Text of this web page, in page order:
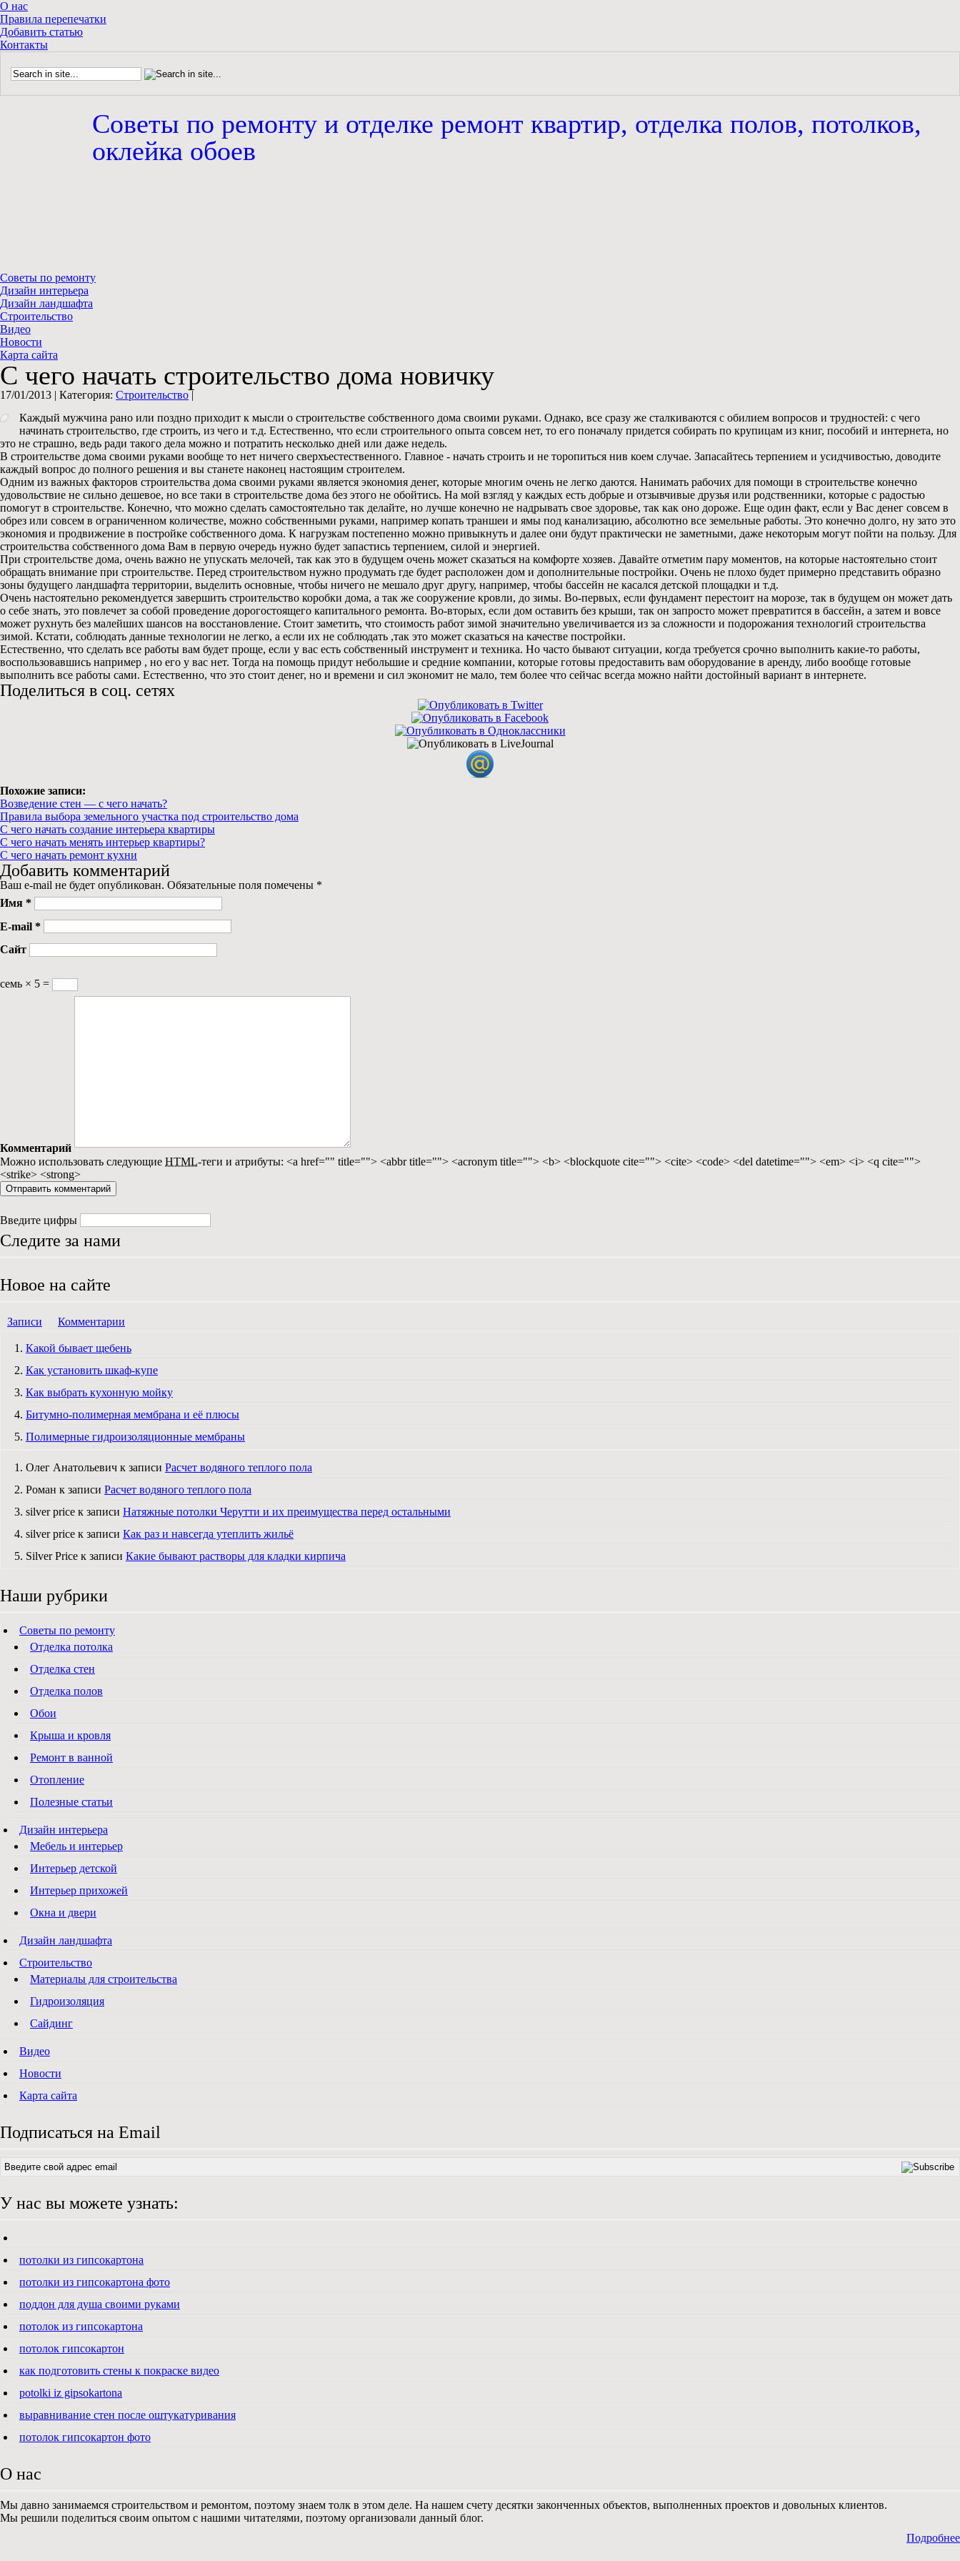
О нас
Правила перепечатки
Добавить статью
Контакты
Советы по ремонту и отделке ремонт квартир, отделка полов, потолков,
оклейка обоев
Советы по ремонту
Дизайн интерьера
Дизайн ландшафта
Строительство
Видео
Новости
Карта сайта
С чего начать строительство дома новичку
17/01/2013 | Категория: Строительство |
Каждый мужчина рано или поздно приходит к мысли о строительстве собственного дома своими руками. Однако, все сразу же сталкиваются с обилием вопросов и трудностей: с чего
начинать строительство, где строить, из чего и т.д. Естественно, что если строительного опыта совсем нет, то его поначалу придется собирать по крупицам из книг, пособий и интернета, но
это не страшно, ведь ради такого дела можно и потратить несколько дней или даже недель.
В строительстве дома своими руками вообще то нет ничего сверхъестественного. Главное - начать строить и не торопиться нив коем случае. Запасайтесь терпением и усидчивостью, доводите
каждый вопрос до полного решения и вы станете наконец настоящим строителем.
Одним из важных факторов строительства дома своими руками является экономия денег, которые многим очень не легко даются. Нанимать рабочих для помощи в строительстве конечно
удовольствие не сильно дешевое, но все таки в строительстве дома без этого не обойтись. На мой взгляд у каждых есть добрые и отзывчивые друзья или родственники, которые с радостью
помогут в строительстве. Конечно, что можно сделать самостоятельно так делайте, но лучше конечно не надрывать свое здоровье, так как оно дороже. Еще один факт, если у Вас денег совсем в
обрез или совсем в ограниченном количестве, можно собственными руками, например копать траншеи и ямы под канализацию, абсолютно все земельные работы. Это конечно долго, ну зато это
экономия и продвижение в постройке собственного дома. К нагрузкам постепенно можно привыкнуть и далее они будут практически не заметными, даже некоторым могут пойти на пользу. Для
строительства собственного дома Вам в первую очередь нужно будет запастись терпением, силой и энергией.
При строительстве дома, очень важно не упускать мелочей, так как это в будущем очень может сказаться на комфорте хозяев. Давайте отметим пару моментов, на которые настоятельно стоит
обращать внимание при строительстве. Перед строительством нужно продумать где будет расположен дом и дополнительные постройки. Очень не плохо будет примерно представить образно
зоны будущего ландшафта территории, выделить основные, чтобы ничего не мешало друг другу, например, чтобы бассейн не касался детской площадки и т.д.
Очень настоятельно рекомендуется завершить строительство коробки дома, а так же сооружение кровли, до зимы. Во-первых, если фундамент перестоит на морозе, так в будущем он может дать
о себе знать, это повлечет за собой проведение дорогостоящего капитального ремонта. Во-вторых, если дом оставить без крыши, так он запросто может превратится в бассейн, а затем и вовсе
может рухнуть без малейших шансов на восстановление. Стоит заметить, что стоимость работ зимой значительно увеличивается из за сложности и подорожания технологий строительства
зимой. Кстати, соблюдать данные технологии не легко, а если их не соблюдать ,так это может сказаться на качестве постройки.
Естественно, что сделать все работы вам будет проще, если у вас есть собственный инструмент и техника. Но часто бывают ситуации, когда требуется срочно выполнить какие-то работы,
воспользовавшись например , но его у вас нет. Тогда на помощь придут небольшие и средние компании, которые готовы предоставить вам оборудование в аренду, либо вообще готовые
выполнить все работы сами. Естественно, что это стоит денег, но и времени и сил экономит не мало, тем более что сейчас всегда можно найти достойный вариант в интернете.
Поделиться в соц. сетях
Похожие записи:
Возведение стен — с чего начать?
Правила выбора земельного участка под строительство дома
C чего начать создание интерьера квартиры
С чего начать менять интерьер квартиры?
С чего начать ремонт кухни
Добавить комментарий
Ваш e-mail не будет опубликован. Обязательные поля помечены *
Имя *
E-mail *
Сайт
семь × 5 =
Комментарий
Можно использовать следующие HTML-теги и атрибуты: <a href="" title=""> <abbr title=""> <acronym title=""> <b> <blockquote cite=""> <cite> <code> <del datetime=""> <em> <i> <q cite="">
<strike> <strong>
Введите цифры
Следите за нами
Новое на сайте
Записи Комментарии
Какой бывает щебень
Как установить шкаф-купе
Как выбрать кухонную мойку
Битумно-полимерная мембрана и её плюсы
Полимерные гидроизоляционные мембраны
Олег Анатольевич к записи Расчет водяного теплого пола
Роман к записи Расчет водяного теплого пола
silver price к записи Натяжные потолки Черутти и их преимущества перед остальными
silver price к записи Как раз и навсегда утеплить жильё
Silver Price к записи Какие бывают растворы для кладки кирпича
Наши рубрики
Советы по ремонту
Отделка потолка
Отделка стен
Отделка полов
Обои
Крыша и кровля
Ремонт в ванной
Отопление
Полезные статьи
Дизайн интерьера
Мебель и интерьер
Интерьер детской
Интерьер прихожей
Окна и двери
Дизайн ландшафта
Строительство
Материалы для строительства
Гидроизоляция
Сайдинг
Видео
Новости
Карта сайта
Подписаться на Email
У нас вы можете узнать:
потолки из гипсокартона
потолки из гипсокартона фото
поддон для душа своими руками
потолок из гипсокартона
потолок гипсокартон
как подготовить стены к покраске видео
potolki iz gipsokartona
выравнивание стен после оштукатуривания
потолок гипсокартон фото
О нас
Мы давно занимаемся строительством и ремонтом, поэтому знаем толк в этом деле. На нашем счету десятки законченных объектов, выполненных проектов и довольных клиентов.
Мы решили поделиться своим опытом с нашими читателями, поэтому организовали данный блог.
Подробнее